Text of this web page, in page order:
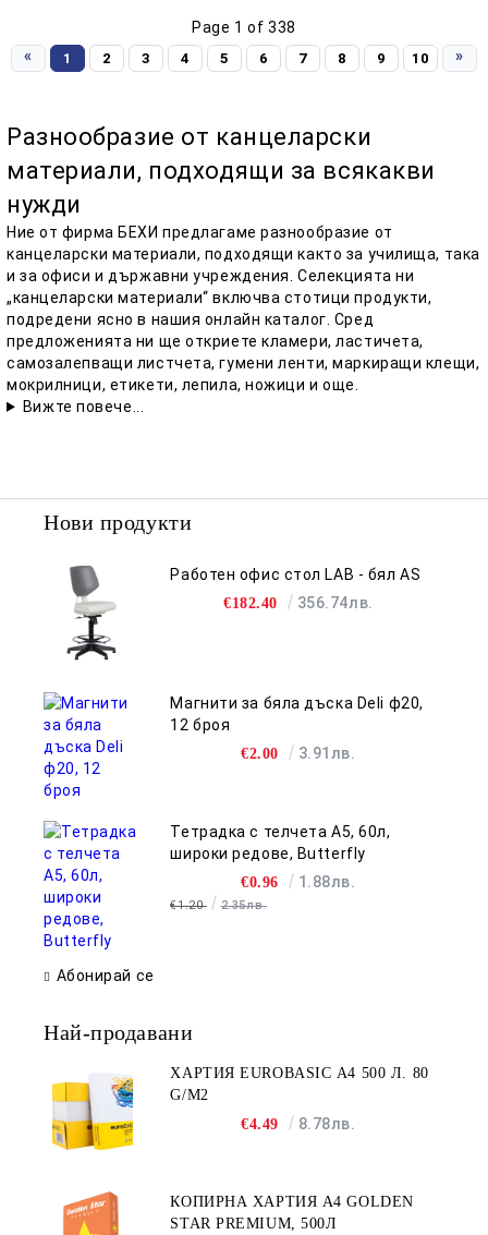
Page 1 of 338
«
1 2 3 4 5 6 7 8 9 10 »
Разнообразие от канцеларски
материали, подходящи за всякакви
нужди
Ние от фирма БЕХИ предлагаме разнообразие от
канцеларски материали, подходящи както за училища, така
и за офиси и държавни учреждения. Селекцията ни
„канцеларски материали“ включва стотици продукти,
подредени ясно в нашия онлайн каталог. Сред
предложенията ни ще откриете кламери, ластичета,
самозалепващи листчета, гумени ленти, маркиращи клещи,
мокрилници, етикети, лепила, ножици и още.
Вижте повече...
Нови продукти
Работен офис стол LAB - бял AS
€182.40 356.74лв.
Магнити за бяла дъска Deli ф20,
12 броя
€2.00 3.91лв.
Тетрадка с телчета А5, 60л,
широки редове, Butterfly
€0.96 1.88лв.
€1.20 2.35лв.
Абонирай се
Най-продавани
ХАРТИЯ EUROBASIC А4 500 Л. 80
G/M2
€4.49
8.78лв.
КОПИРНА ХАРТИЯ A4 GOLDEN
STAR PREMIUM, 500Л